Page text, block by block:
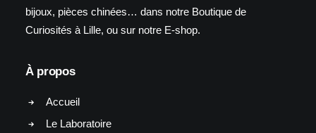
bijoux, pièces chinées… dans notre Boutique de
Curiosités à Lille, ou sur notre E-shop.
À propos
Accueil
Le Laboratoire